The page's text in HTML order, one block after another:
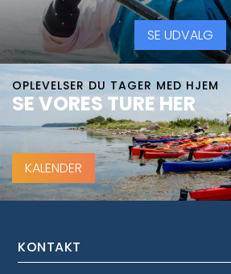
SE UDVALG
OPLEVELSER DU TAGER MED HJEM
SE VORES TURE HER
KALENDER
KONTAKT